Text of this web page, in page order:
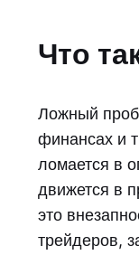
Что
Ложный
финансах и
ломается в
движется в
это
трейдеров,